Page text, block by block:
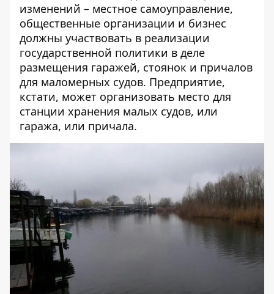
изменений – местное самоуправление,
общественные организации и бизнес
должны участвовать в реализации
государственной политики в деле
размещения гаражей, стоянок и причалов
для маломерных судов. Предприятие,
кстати, может организовать место для
станции хранения малых судов, или
гаража, или причала.